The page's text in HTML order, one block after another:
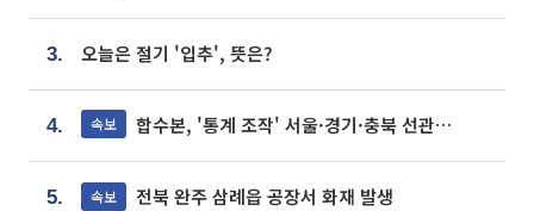
3. 오늘은 절기 '입추', 뜻은?
4. 속보 합수본, '통계 조작' 서울·경기·충북 선관위 등 추가 압수수색
5. 속보 전북 완주 삼례읍 공장서 화재 발생